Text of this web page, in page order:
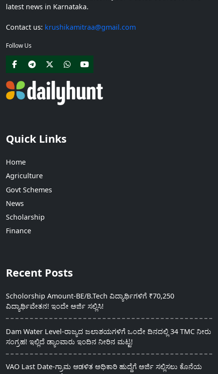
latest news in Karnataka.
Contact us: krushikamitraa@gmail.com
Follow Us
Quick Links
Home
Agriculture
Govt Schemes
News
Scholarship
Finance
Recent Posts
Scholorship Amount-BE/B.Tech ವಿದ್ಯಾರ್ಥಿಗಳಿಗೆ ₹70,250
ವಿದ್ಯಾರ್ಥಿವೇತನ! ಇಂದೇ ಅರ್ಜಿ ಸಲ್ಲಿಸಿ!
Dam Water Level-ರಾಜ್ಯದ ಜಲಾಶಯಗಳಿಗೆ ಒಂದೇ ದಿನದಲ್ಲಿ 34 TMC ನೀರು
ಸಂಗ್ರಹ! ಇಲ್ಲಿದೆ ಡ್ಯಾಂವಾರು ಇಂದಿನ ನೀರಿನ ಮಟ್ಟ!
VAO Last Date-ಗ್ರಾಮ ಆಡಳಿತ ಅಧಿಕಾರಿ ಹುದ್ದೆಗೆ ಅರ್ಜಿ ಸಲ್ಲಿಸಲು ಕೊನೆಯ